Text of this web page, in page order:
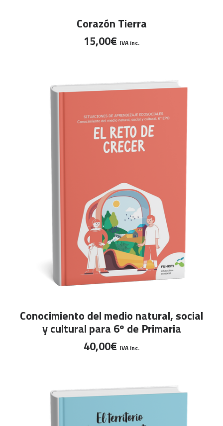
AÑADIR AL CARRITO
Corazón Tierra
15,00€ IVA inc.
AÑADIR AL CARRITO
Conocimiento del medio natural, social
y cultural para 6º de Primaria
40,00€ IVA inc.